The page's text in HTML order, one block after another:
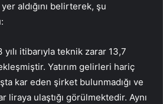
aldığını belirterek, şu
itibarıyla teknik zarar 13,7
Yatırım gelirleri hariç
kar eden şirket bulunmadığı ve
liraya ulaştığı görülmektedir. Aynı